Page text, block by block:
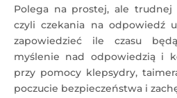
Polega na prostej, ale trudnej
czyli czekania na odpowiedź
zapowiedzieć ile czasu
myślenie nad odpowiedzią i
przy pomocy klepsydry,
poczucie bezpieczeństwa i